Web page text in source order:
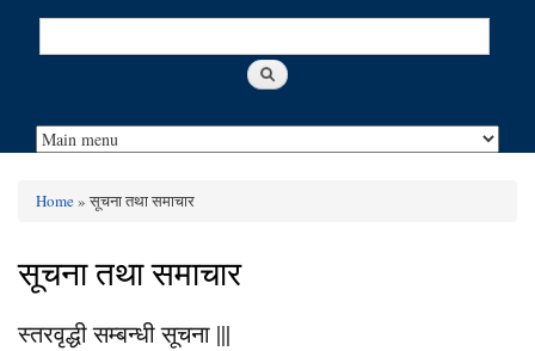
Search
You are here
Home» सूचना तथा समाचार
सूचना तथा समाचार
स्तरवृद्धी सम्बन्धी सूचना |||